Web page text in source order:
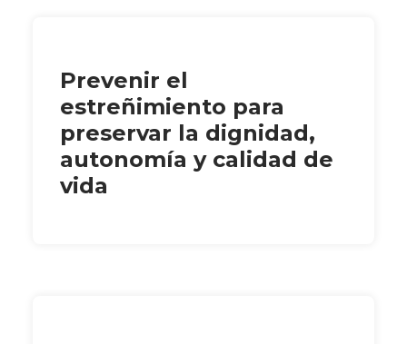
Prevenir el
estreñimiento para
preservar la dignidad,
autonomía y calidad de
vida